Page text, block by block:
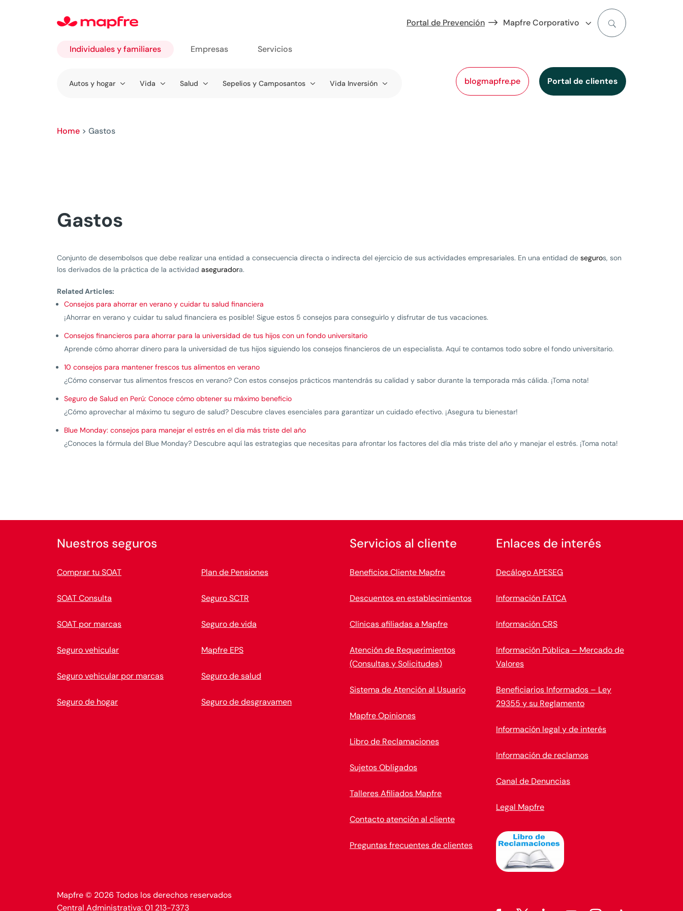
Portal de Prevención Mapfre Corporativo
blogmapfre.pe Portal de clientes
Individuales y familiares
Ir a
Autos y hogar Vida Salud Sepelios y Camposantos Vida Inversión
Empresas Servicios
Home > Gastos
Gastos
Conjunto de desembolsos que debe realizar una entidad a consecuencia directa o indirecta del ejercicio de sus actividades empresariales. En una entidad de seguros, son
los derivados de la práctica de la actividad aseguradora.
Related Articles:
Consejos para ahorrar en verano y cuidar tu salud financiera
¡Ahorrar en verano y cuidar tu salud financiera es posible! Sigue estos 5 consejos para conseguirlo y disfrutar de tus vacaciones.
Consejos financieros para ahorrar para la universidad de tus hijos con un fondo universitario
Aprende cómo ahorrar dinero para la universidad de tus hijos siguiendo los consejos financieros de un especialista. Aquí te contamos todo sobre el fondo universitario.
10 consejos para mantener frescos tus alimentos en verano
¿Cómo conservar tus alimentos frescos en verano? Con estos consejos prácticos mantendrás su calidad y sabor durante la temporada más cálida. ¡Toma nota!
Seguro de Salud en Perú: Conoce cómo obtener su máximo beneficio
¿Cómo aprovechar al máximo tu seguro de salud? Descubre claves esenciales para garantizar un cuidado efectivo. ¡Asegura tu bienestar!
Blue Monday: consejos para manejar el estrés en el día más triste del año
¿Conoces la fórmula del Blue Monday? Descubre aquí las estrategias que necesitas para afrontar los factores del día más triste del año y manejar el estrés. ¡Toma nota!
Nuestros seguros
Comprar tu SOAT
SOAT Consulta
SOAT por marcas
Seguro vehicular
Seguro vehicular por marcas
Seguro de hogar
Plan de Pensiones
Seguro SCTR
Seguro de vida
Mapfre EPS
Seguro de salud
Seguro de desgravamen
Servicios al cliente
Beneficios Cliente Mapfre
Descuentos en establecimientos
Clínicas afiliadas a Mapfre
Atención de Requerimientos
(Consultas y Solicitudes)
Sistema de Atención al Usuario
Mapfre Opiniones
Libro de Reclamaciones
Sujetos Obligados
Talleres Afiliados Mapfre
Contacto atención al cliente
Preguntas frecuentes de clientes
Enlaces de interés
Decálogo APESEG
Información FATCA
Información CRS
Información Pública – Mercado de
Valores
Beneficiarios Informados – Ley
29355 y su Reglamento
Información legal y de interés
Información de reclamos
Canal de Denuncias
Legal Mapfre
Mapfre © 2026 Todos los derechos reservados
Central Administrativa: 01 213-7373